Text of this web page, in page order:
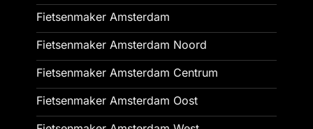
Fietsenmaker Amsterdam
Fietsenmaker Amsterdam Noord
Fietsenmaker Amsterdam Centrum
Fietsenmaker Amsterdam Oost